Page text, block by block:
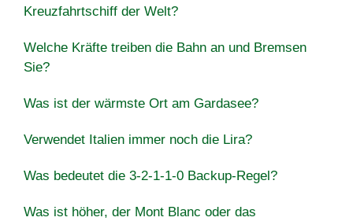
Kreuzfahrtschiff der Welt?
Welche Kräfte treiben die Bahn an und Bremsen
Sie?
Was ist der wärmste Ort am Gardasee?
Verwendet Italien immer noch die Lira?
Was bedeutet die 3-2-1-1-0 Backup-Regel?
Was ist höher, der Mont Blanc oder das